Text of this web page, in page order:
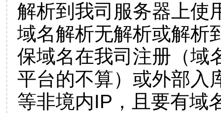
解析到我司服务器上使
域名解析无解析或解析
保域名在我司注册（域
平台的不算）或外部入
等非境内IP，且要有域